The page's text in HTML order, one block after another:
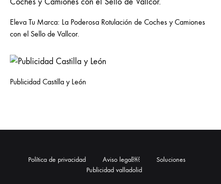
Eleva Tu Marca: La Poderosa Rotulación de Coches y Camiones
con el Sello de Vallcor.
Publicidad Castilla y León
Política de privacidad Aviso legal￼
Soluciones
Publicidad valladolid